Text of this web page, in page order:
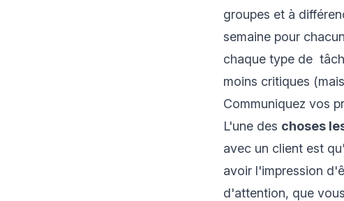
groupes et à
semaine pour
chaque type de
moins critiques
Communiquez vos
L'une des choses
avec un client est
avoir l'impression
d'attention, que